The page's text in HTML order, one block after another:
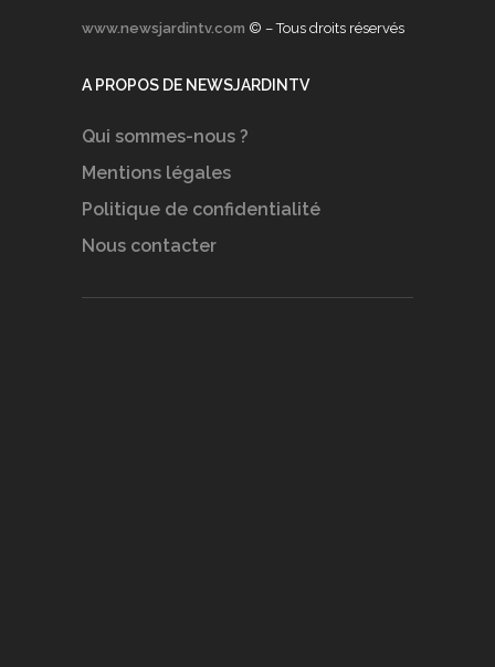
www.newsjardintv.com © – Tous droits réservés
A PROPOS DE NEWSJARDINTV
Qui sommes-nous ?
Mentions légales
Politique de confidentialité
Nous contacter